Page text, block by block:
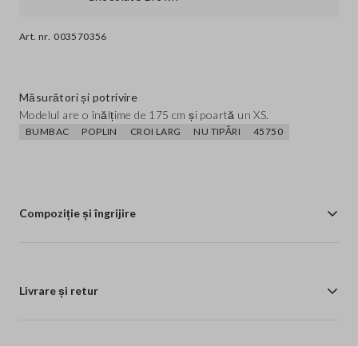
Art. nr. 003570356
Măsurători și potrivire
Modelul are o înălțime de 175 cm și poartă un XS.
BUMBAC POPLIN CROI LARG NU TIPĂRI 45750
Compoziție și îngrijire
Livrare și retur